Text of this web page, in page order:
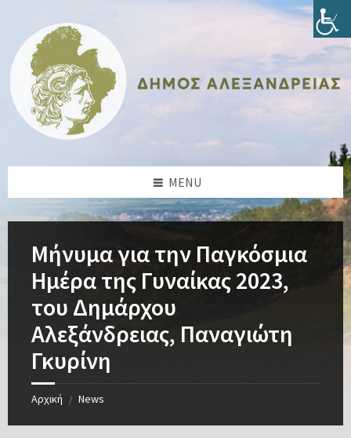
content
sidebar
sidebar
footer
MENU
Μήνυμα για την Παγκόσμια
Ημέρα της Γυναίκας 2023,
του Δημάρχου
Αλεξάνδρειας, Παναγιώτη
Γκυρίνη
Αρχική / News